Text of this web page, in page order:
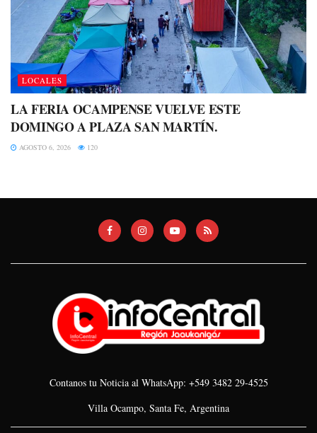
LOCALES
LA FERIA OCAMPENSE VUELVE ESTE
DOMINGO A PLAZA SAN MARTÍN.
AGOSTO 6, 2026 120
Contanos tu Noticia al WhatsApp: +549 3482 29-4525
Villa Ocampo, Santa Fe, Argentina